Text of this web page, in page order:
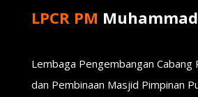
LPCR PM
Lembaga Pengembangan Cabang
dan Pembinaan Masjid Pimpinan